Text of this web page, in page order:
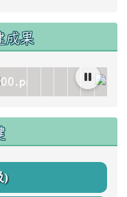
果
rel=fgallery511959
title=title=uploads/
link to https://
link to https://
link to
link to
link to
link
)